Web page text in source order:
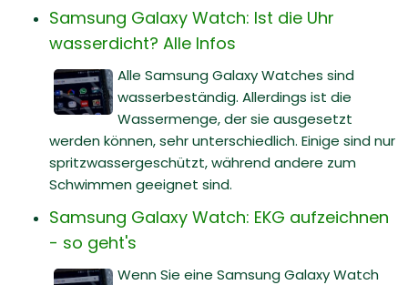
Samsung Galaxy Watch: Ist die Uhr
wasserdicht? Alle Infos
Alle Samsung Galaxy Watches sind
wasserbeständig. Allerdings ist die
Wassermenge, der sie ausgesetzt
werden können, sehr unterschiedlich. Einige sind nur
spritzwassergeschützt, während andere zum
Schwimmen geeignet sind.
Samsung Galaxy Watch: EKG aufzeichnen
- so geht's
Wenn Sie eine Samsung Galaxy Watch